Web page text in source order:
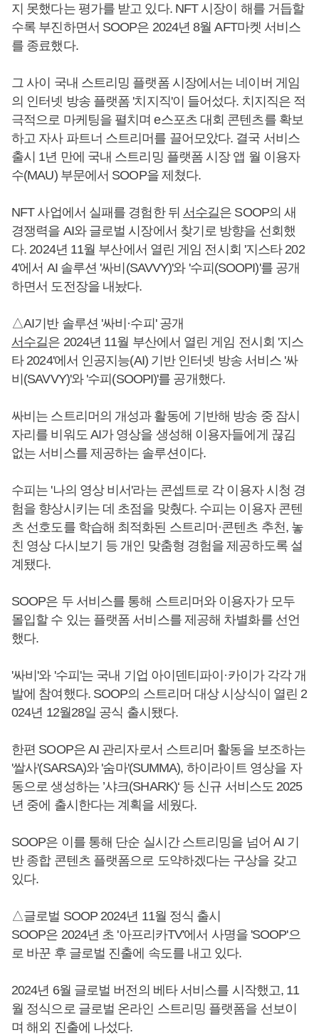
지 못했다는 평가를 받고 있다. NFT 시장이 해를 거듭할
수록 부진하면서 SOOP은 2024년 8월 AFT마켓 서비스
를 종료했다.
그 사이 국내 스트리밍 플랫폼 시장에서는 네이버 게임
의 인터넷 방송 플랫폼 '치지직'이 들어섰다. 치지직은 적
극적으로 마케팅을 펼치며 e스포츠 대회 콘텐츠를 확보
하고 자사 파트너 스트리머를 끌어모았다. 결국 서비스
출시 1년 만에 국내 스트리밍 플랫폼 시장 앱 월 이용자
수(MAU) 부문에서 SOOP을 제쳤다.
NFT 사업에서 실패를 경험한 뒤 서수길은 SOOP의 새
경쟁력을 AI와 글로벌 시장에서 찾기로 방향을 선회했
다. 2024년 11월 부산에서 열린 게임 전시회 '지스타 202
4'에서 AI 솔루션 '싸비(SAVVY)'와 '수피(SOOPI)'를 공개
하면서 도전장을 내놨다.
△AI기반 솔루션 '싸비·수피' 공개
서수길은 2024년 11월 부산에서 열린 게임 전시회 '지스
타 2024'에서 인공지능(AI) 기반 인터넷 방송 서비스 '싸
비(SAVVY)'와 '수피(SOOPI)'를 공개했다.
싸비는 스트리머의 개성과 활동에 기반해 방송 중 잠시
자리를 비워도 AI가 영상을 생성해 이용자들에게 끊김
없는 서비스를 제공하는 솔루션이다.
수피는 '나의 영상 비서'라는 콘셉트로 각 이용자 시청 경
험을 향상시키는 데 초점을 맞췄다. 수피는 이용자 콘텐
츠 선호도를 학습해 최적화된 스트리머·콘텐츠 추천, 놓
친 영상 다시보기 등 개인 맞춤형 경험을 제공하도록 설
계됐다.
SOOP은 두 서비스를 통해 스트리머와 이용자가 모두
몰입할 수 있는 플랫폼 서비스를 제공해 차별화를 선언
했다.
'싸비'와 '수피'는 국내 기업 아이덴티파이·카이가 각각 개
발에 참여했다. SOOP의 스트리머 대상 시상식이 열린 2
024년 12월28일 공식 출시됐다.
한편 SOOP은 AI 관리자로서 스트리머 활동을 보조하는
'쌀사'(SARSA)와 '숨마'(SUMMA), 하이라이트 영상을 자
동으로 생성하는 ’샤크(SHARK)‘ 등 신규 서비스도 2025
년 중에 출시한다는 계획을 세웠다.
SOOP은 이를 통해 단순 실시간 스트리밍을 넘어 AI 기
반 종합 콘텐츠 플랫폼으로 도약하겠다는 구상을 갖고
있다.
△글로벌 SOOP 2024년 11월 정식 출시
SOOP은 2024년 초 '아프리카TV'에서 사명을 'SOOP'으
로 바꾼 후 글로벌 진출에 속도를 내고 있다.
2024년 6월 글로벌 버전의 베타 서비스를 시작했고, 11
월 정식으로 글로벌 온라인 스트리밍 플랫폼을 선보이
며 해외 진출에 나섰다.